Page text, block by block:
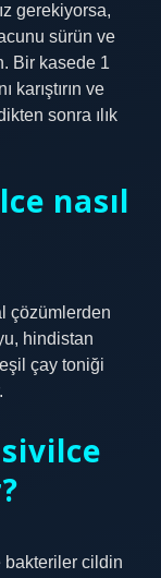
gerekiyorsa,
sürün ve
Bir kasede 1
karıştırın ve
sonra ılık
nasıl
çözümlerden
hindistan
çay toniği
bakteriler cildin